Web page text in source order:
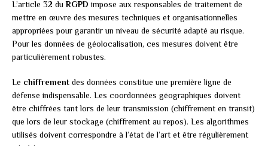
L’article 32 duRGPD impose aux responsables de traitement de
mettre en œuvre des mesures techniques et organisationnelles
appropriées pour garantir un niveau de sécurité adapté au risque.
Pour les données de géolocalisation, ces mesures doivent être
particulièrement robustes.
Le chiffrement des données constitue une première ligne de
défense indispensable. Les coordonnées géographiques doivent
être chiffrées tant lors de leur transmission (chiffrement en transit)
que lors de leur stockage (chiffrement au repos). Les algorithmes
utilisés doivent correspondre à l’état de l’art et être régulièrement